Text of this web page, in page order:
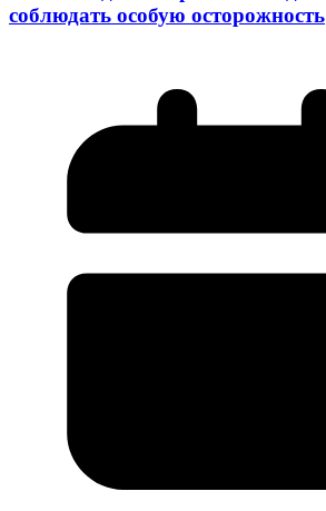
соблюдать особую осторожность